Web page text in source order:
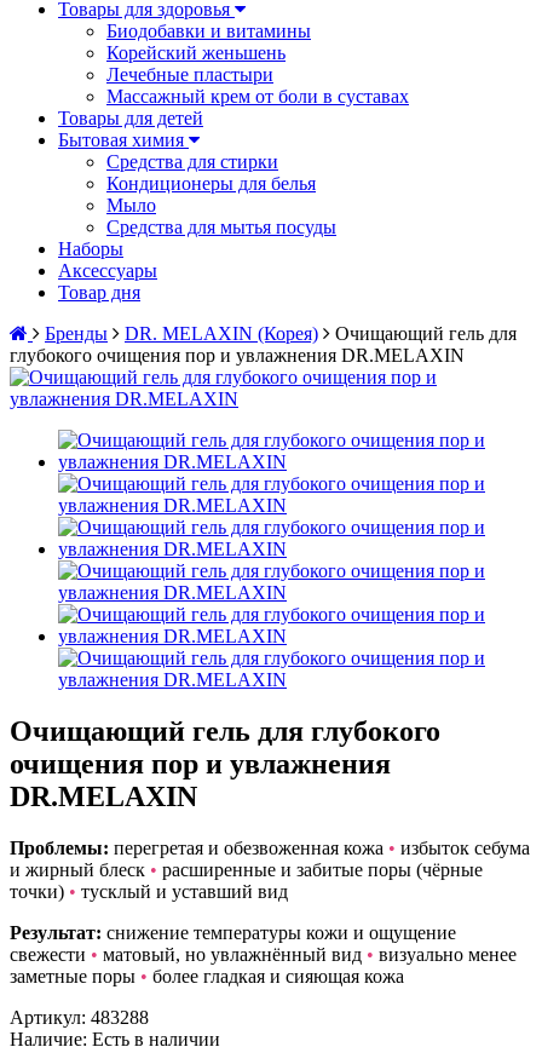
Товары для здоровья
Биодобавки и витамины
Корейский женьшень
Лечебные пластыри
Массажный крем от боли в суставах
Товары для детей
Бытовая химия
Средства для стирки
Кондиционеры для белья
Мыло
Средства для мытья посуды
Наборы
Аксессуары
Товар дня
Бренды
DR. MELAXIN (Корея)
Очищающий гель для
глубокого очищения пор и увлажнения DR.MELAXIN
Очищающий гель для глубокого
очищения пор и увлажнения
DR.MELAXIN
Проблемы: перегретая и обезвоженная кожа • избыток себума
и жирный блеск • расширенные и забитые поры (чёрные
точки) • тусклый и уставший вид
Результат: снижение температуры кожи и ощущение
свежести • матовый, но увлажнённый вид • визуально менее
заметные поры • более гладкая и сияющая кожа
Артикул: 483288
Наличие: Есть в наличии